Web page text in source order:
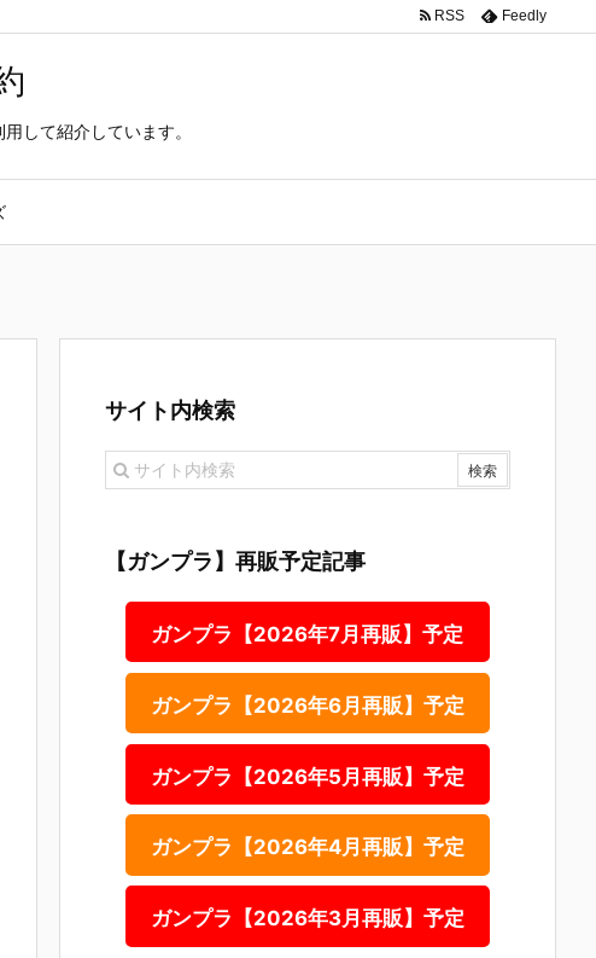
して紹介しています。
RSS Feedly
サイト内検索
【ガンプラ】再販予定記事
ガンプラ【2026年7月再販】予定
ガンプラ【2026年6月再販】予定
ガンプラ【2026年5月再販】予定
ガンプラ【2026年4月再販】予定
ガンプラ【2026年3月再販】予定